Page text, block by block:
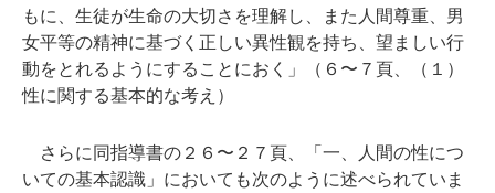
もに、生徒が生命の大切さを理解し、また人間尊重、男
女平等の精神に基づく正しい異性観を持ち、望ましい行
動をとれるようにすることにおく」（６〜７頁、（１）
性に関する基本的な考え）
さらに同指導書の２６〜２７頁、「一、人間の性につ
いての基本認識」においても次のように述べられていま